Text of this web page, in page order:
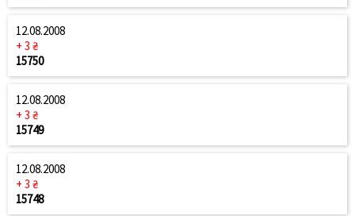
12.08.2008
+ 3 ₴
15750
12.08.2008
+ 3 ₴
15749
12.08.2008
+ 3 ₴
15748